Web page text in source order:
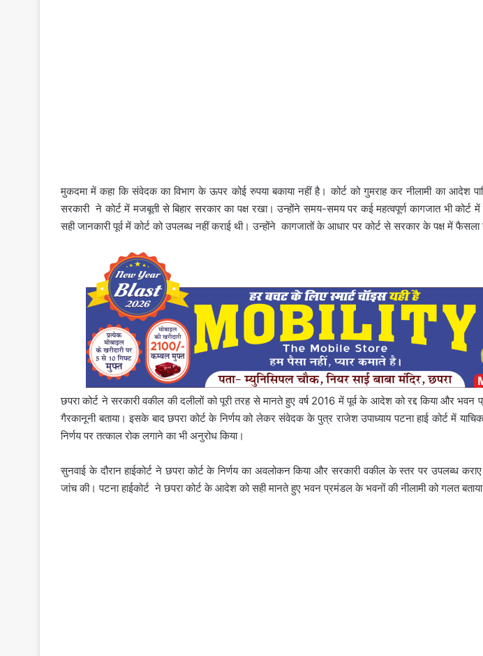
मुकदमा में कहा कि संवेदक का विभाग के ऊपर कोई रुपया बकाया नहीं है। कोर्ट को गुमराह कर नीलामी का आदेश
सरकारी ने कोर्ट में मजबूती से बिहार सरकार का पक्ष रखा। उन्होंने समय-समय पर कई महत्वपूर्ण कागजात भी
सही जानकारी पूर्व में कोर्ट को उपलब्ध नहीं कराई थी। उन्होंने कागजातों के आधार पर कोर्ट से सरकार के पक्ष में
छपरा कोर्ट ने सरकारी वकील की दलीलों को पूरी तरह से मानते हुए वर्ष 2016 में पूर्व के आदेश को रद्द किया और भवन
गैरकानूनी बताया। इसके बाद छपरा कोर्ट के निर्णय को लेकर संवेदक के पुत्र राजेश उपाध्याय पटना हाई कोर्ट में
निर्णय पर तत्काल रोक लगाने का भी अनुरोध किया।
सुनवाई के दौरान हाईकोर्ट ने छपरा कोर्ट के निर्णय का अवलोकन किया और सरकारी वकील के स्तर पर उपलब्ध
जांच की। पटना हाईकोर्ट ने छपरा कोर्ट के आदेश को सही मानते हुए भवन प्रमंडल के भवनों की नीलामी को गलत